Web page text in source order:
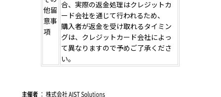
他留
意事
項
合、実際の返金処理はクレジットカ
ード会社を通じて行われるため、
購入者が返金を受け取れるタイミン
グは、クレジットカード会社によっ
て異なりますので予めご了承くださ
い。